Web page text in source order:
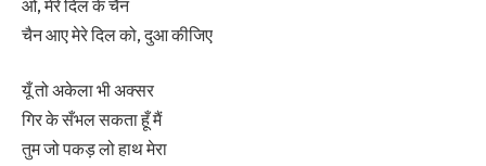
ओ, मेरे दिल के चैन
चैन आए मेरे दिल को, दुआ कीजिए
यूँ तो अकेला भी अक्सर
गिर के सँभल सकता हूँ मैं
तुम जो पकड़ लो हाथ मेरा